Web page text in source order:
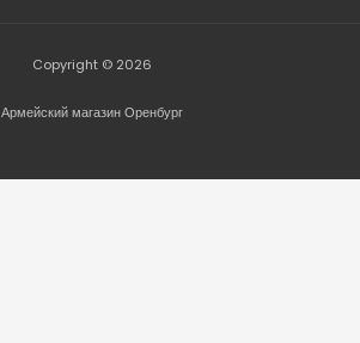
Copyright © 2026
Армейский магазин Оренбург